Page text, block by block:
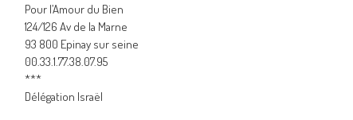
Pour l’Amour du Bien
124/126 Av de la Marne
93 800 Epinay sur seine
00.33.1.77.38.07.95
***
Délégation Israël